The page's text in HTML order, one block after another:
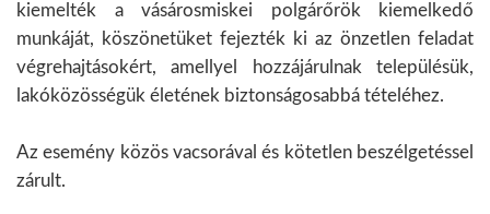
kiemelték a vásárosmiskei polgárőrök kiemelkedő
munkáját, köszönetüket fejezték ki az önzetlen feladat
végrehajtásokért, amellyel hozzájárulnak településük,
lakóközösségük életének biztonságosabbá tételéhez.
Az esemény közös vacsorával és kötetlen beszélgetéssel
zárult.